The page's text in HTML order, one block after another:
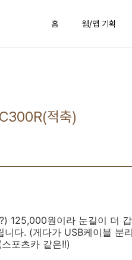
홈 웹/앱 기획
적축)
125,000원이라 눈길이 더
다. (게다가 USB케이블 분
포츠카 같은!!)